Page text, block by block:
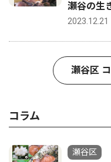
瀬谷の生
2023.12.21
瀬谷区
コラム
瀬谷区